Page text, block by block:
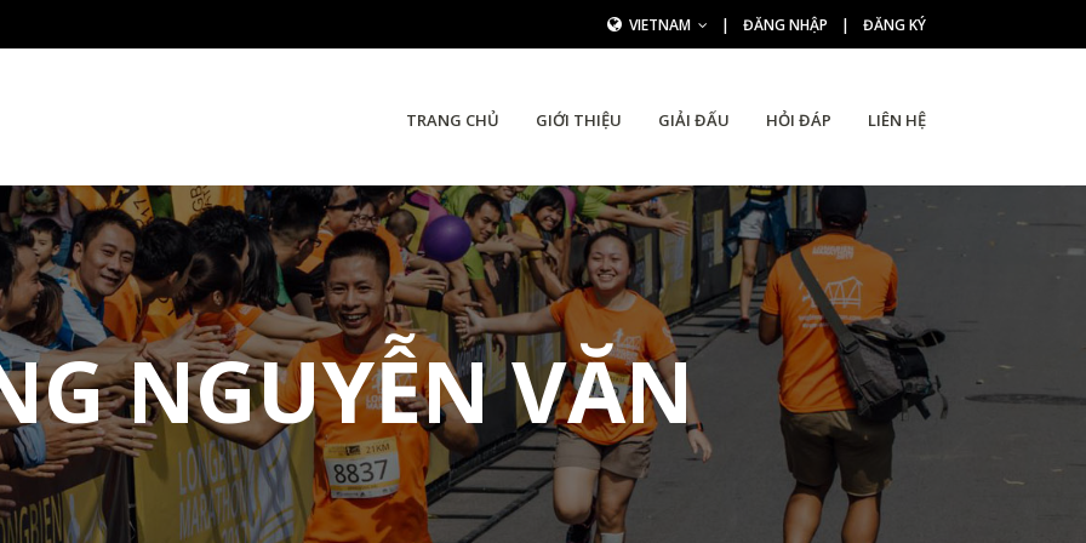
VIETNAM | ĐĂNG NHẬP | ĐĂNG KÝ
TRANG CHỦ GIỚI THIỆU GIẢI ĐẤU HỎI ĐÁP LIÊN HỆ
NGUYỄN VĂN